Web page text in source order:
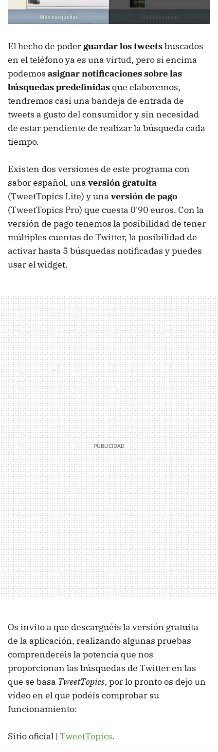
El hecho de poder guardar los tweetsbuscados
en el teléfono ya es una virtud, pero si encima
podemos asignar notificaciones sobre las
búsquedas predefinidas que elaboremos,
tendremos casi una bandeja de entrada de
tweets a gusto del consumidor y sin necesidad
de estar pendiente de realizar la búsqueda cada
tiempo.
Existen dos versiones de este programa con
sabor español, una versión gratuita
(TweetTopics Lite) y una versión de pago
(TweetTopics Pro) que cuesta 0'90 euros. Con la
versión de pago tenemos la posibilidad de tener
múltiples cuentas de Twitter, la posibilidad de
activar hasta 5 búsquedas notificadas y puedes
usar el widget.
Os invito a que descarguéis la versión gratuita
de la aplicación, realizando algunas pruebas
comprenderéis la potencia que nos
proporcionan las búsquedas de Twitter en las
que se basa TweetTopics, por lo pronto os dejo un
vídeo en el que podéis comprobar su
funcionamiento:
Sitio oficial | TweetTopics.